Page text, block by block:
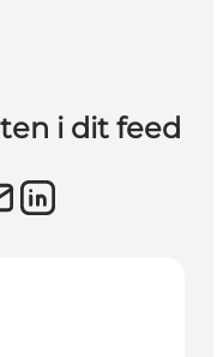
i dit feed